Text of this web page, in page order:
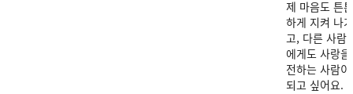
제 마음도 튼튼
하게 지켜 나가
고, 다른 사람
에게도 사랑을
전하는 사람이
되고 싶어요.